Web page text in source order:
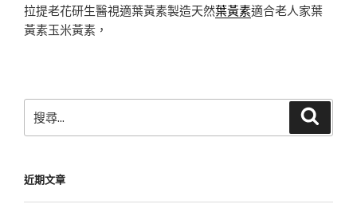
拉提老花研生醫視適葉黃素製造天然葉黃素適合老人家葉
黃素玉米黃素，
尋
字:
近期文章